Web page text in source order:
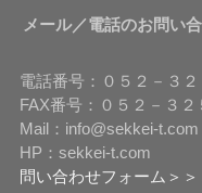
メール／電話のお問い
電話番号：０５２－３２
FAX番号：０５２－３２
Mail：info@sekkei-t.com
HP：sekkei-t.com
問い合わせフォーム＞＞